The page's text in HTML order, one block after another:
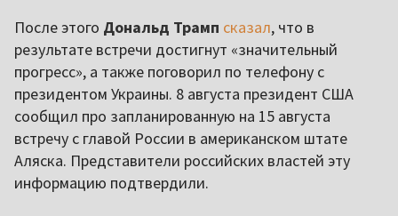
После этого Дональд Трамп сказал, что в
результате встречи достигнут «значительный
прогресс», а также поговорил по телефону с
президентом Украины. 8 августа президент США
сообщил про запланированную на 15 августа
встречу с главой России в американском штате
Аляска. Представители российских властей эту
информацию подтвердили.